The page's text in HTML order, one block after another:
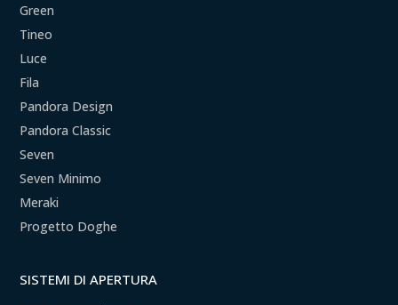
Green
Tineo
Luce
Fila
Pandora Design
Pandora Classic
Seven
Seven Minimo
Meraki
Progetto Doghe
SISTEMI DI APERTURA